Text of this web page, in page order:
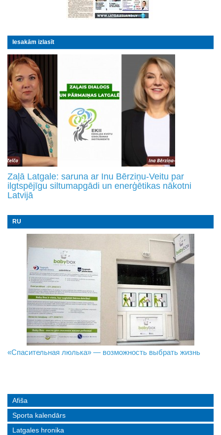
Iesakām izlasīt
Zaļā Latgale: saruna ar Inu Bērziņu-Veitu par
ilgtspējīgu siltumapgādi un enerģētikas nākotni
Latvijā
RU
В Даугавпилсе определили сильнейших в пляжном
«Спасительная люлька» — возможность выбрать жизнь
Новое поколение пограничников: Даугавпилсское
Afiša
Sporta kalendārs
Latgales hronika